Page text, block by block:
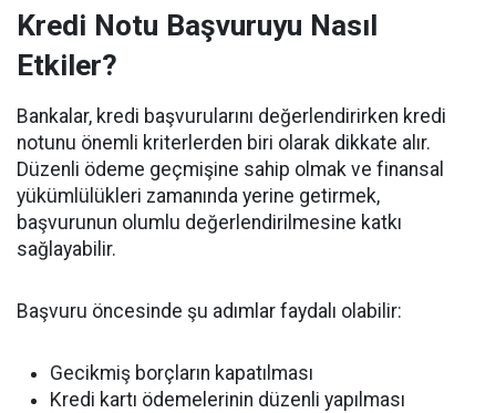
Kredi Notu Başvuruyu Nasıl
Etkiler?
Bankalar, kredi başvurularını değerlendirirken kredi
notunu önemli kriterlerden biri olarak dikkate alır.
Düzenli ödeme geçmişine sahip olmak ve finansal
yükümlülükleri zamanında yerine getirmek,
başvurunun olumlu değerlendirilmesine katkı
sağlayabilir.
Başvuru öncesinde şu adımlar faydalı olabilir:
Gecikmiş borçların kapatılması
Kredi kartı ödemelerinin düzenli yapılması